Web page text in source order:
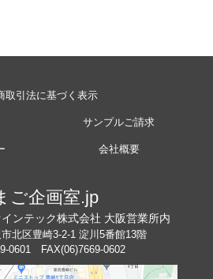
取引法に基づく表示
サンプルご請求
会社概要
ご企画室.jp
ンテック株式会社 大阪営業所内
北区豊崎3-2-1 淀川5番館13階
0601 FAX(06)7669-0602